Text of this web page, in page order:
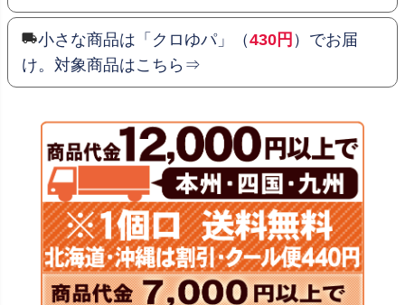
小さな商品は「クロゆパ」（430円 ）でお届
け。対象商品はこちら⇒